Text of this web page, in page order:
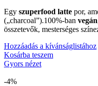
Egy szuperfood latte por,
(„charcoal”).100%-ban vegán
összetevők, mesterséges
Hozzáadás a kívánságlistához
Kosárba teszem
Gyors nézet
-4%